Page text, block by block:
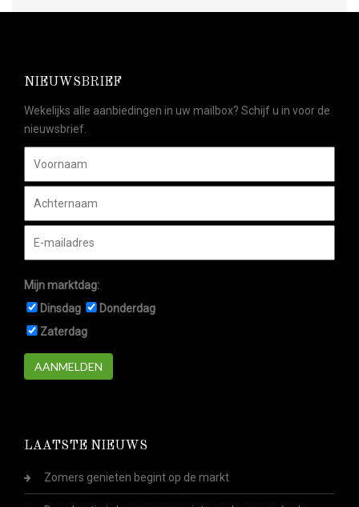
NIEUWSBRIEF
Wekelijks alle aanbiedingen in uw mailbox? Schijf u in voor de
nieuwsbrief.
Mijn marktdag:
Dinsdag
Donderdag
Zaterdag
AANMELDEN
LAATSTE NIEUWS
Zomers genieten begint op de markt